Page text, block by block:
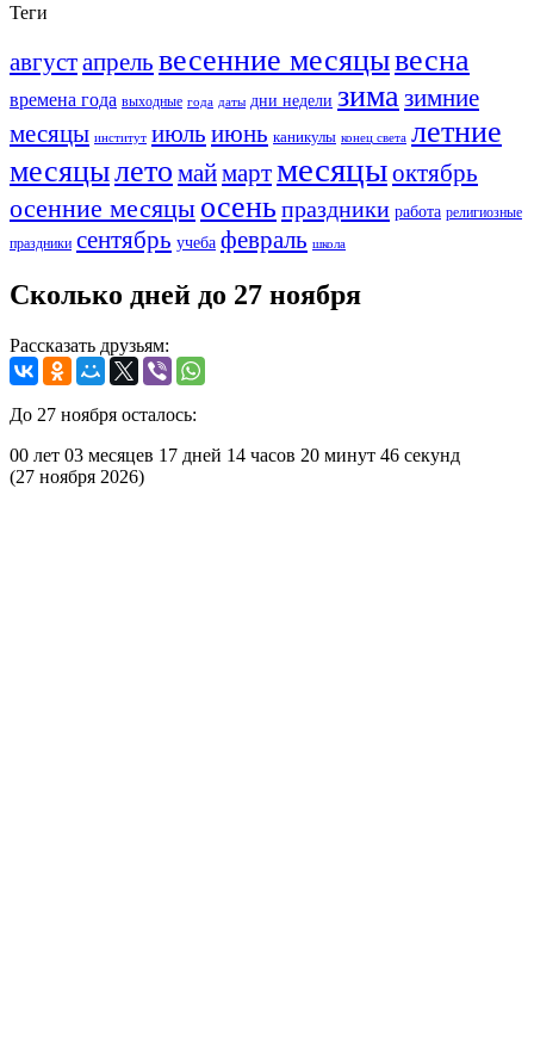
Теги
августапрель весенние месяцывесна
времена года выходные года даты дни недели зимазимние
месяцы институт июль июнь каникулы конец света летние
месяцылето маймартмесяцыоктябрь
осенние месяцы осень праздники работа религиозные
праздники сентябрь учеба февраль школа
Сколько дней до 27 ноября
Рассказать друзьям:
До 27 ноября осталось:
00 лет 03 месяцев 17 дней 14 часов 20 минут 46 секунд
(27 ноября 2026)